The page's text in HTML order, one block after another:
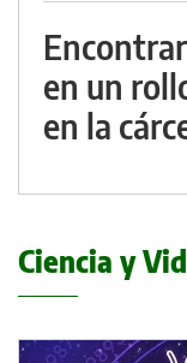
en un
en la
Ciencia y